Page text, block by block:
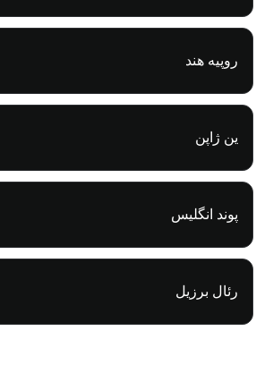
روپیه هند
ین ژاپن
پوند انگلیس
رئال برزیل